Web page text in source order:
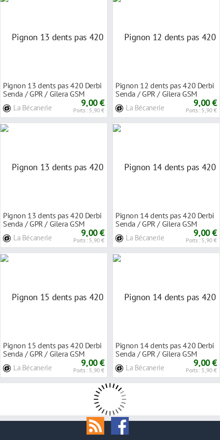
Pignon 13 dents pas 420 Derbi
Senda / GPR / Gilera GSM
La Bécanerie 9,00 €
Ports : 5,90 €
Pignon 12 dents pas 420 Derbi
Senda / GPR / Gilera GSM
La Bécanerie 9,00 €
Ports : 5,90 €
Pignon 13 dents pas 420 Derbi
Senda / GPR / Gilera GSM
La Bécanerie 9,00 €
Ports : 5,90 €
Pignon 14 dents pas 420 Derbi
Senda / GPR / Gilera GSM
La Bécanerie 9,00 €
Ports : 5,90 €
Pignon 15 dents pas 420 Derbi
Senda / GPR / Gilera GSM
La Bécanerie 9,00 €
Ports : 5,90 €
Pignon 14 dents pas 420 Derbi
Senda / GPR / Gilera GSM
La Bécanerie 9,00 €
Ports : 5,90 €